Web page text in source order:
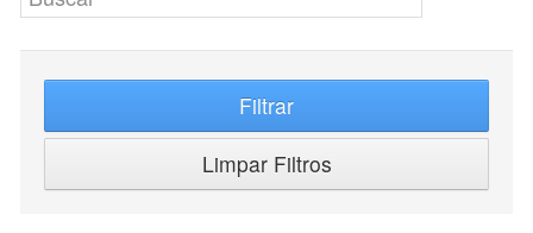
Filtrar
Limpar Filtros